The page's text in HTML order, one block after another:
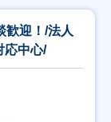
歓迎！/法人
応中心/